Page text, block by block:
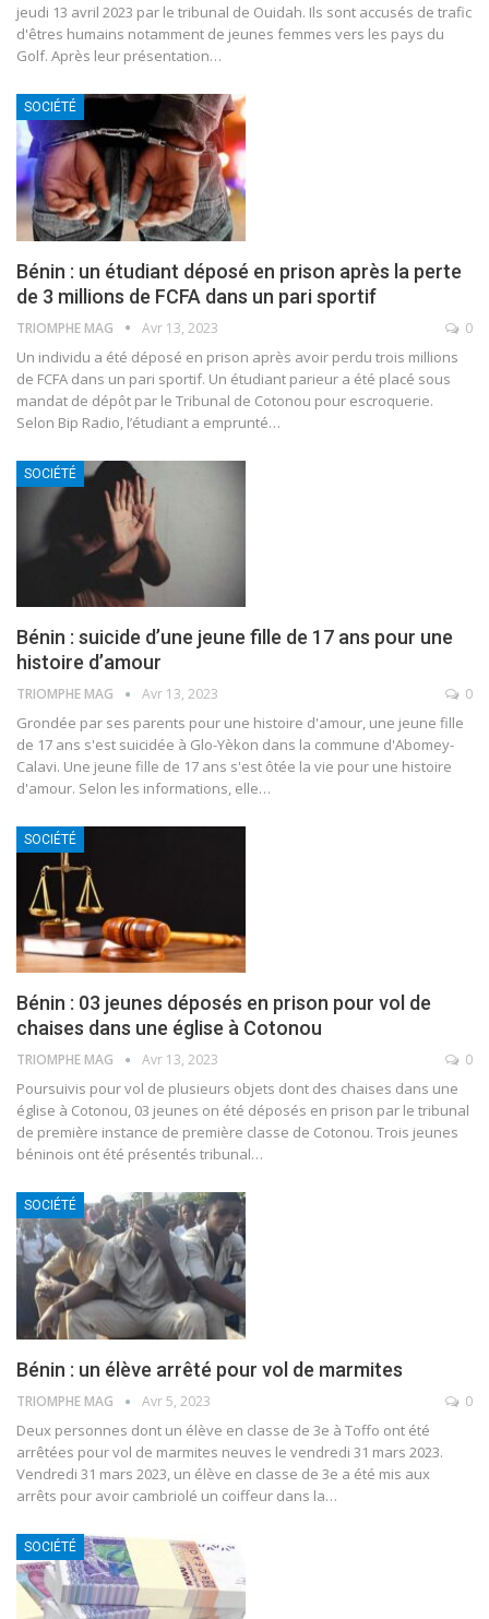
jeudi 13 avril 2023 par le tribunal de Ouidah. Ils sont accusés de trafic
d'êtres humains notamment de jeunes femmes vers les pays du
Golf. Après leur présentation…
SOCIÉTÉ
Bénin : un étudiant déposé en prison après la perte
de 3 millions de FCFA dans un pari sportif
TRIOMPHE MAG Avr 13, 2023 0
Un individu a été déposé en prison après avoir perdu trois millions
de FCFA dans un pari sportif. Un étudiant parieur a été placé sous
mandat de dépôt par le Tribunal de Cotonou pour escroquerie.
Selon Bip Radio, l’étudiant a emprunté…
SOCIÉTÉ
Bénin : suicide d’une jeune fille de 17 ans pour une
histoire d’amour
TRIOMPHE MAG Avr 13, 2023 0
Grondée par ses parents pour une histoire d'amour, une jeune fille
de 17 ans s'est suicidée à Glo-Yèkon dans la commune d'Abomey-
Calavi. Une jeune fille de 17 ans s'est ôtée la vie pour une histoire
d'amour. Selon les informations, elle…
SOCIÉTÉ
Bénin : 03 jeunes déposés en prison pour vol de
chaises dans une église à Cotonou
TRIOMPHE MAG Avr 13, 2023 0
Poursuivis pour vol de plusieurs objets dont des chaises dans une
église à Cotonou, 03 jeunes on été déposés en prison par le tribunal
de première instance de première classe de Cotonou. Trois jeunes
béninois ont été présentés tribunal…
SOCIÉTÉ
Bénin : un élève arrêté pour vol de marmites
TRIOMPHE MAG Avr 5, 2023 0
Deux personnes dont un élève en classe de 3e à Toffo ont été
arrêtées pour vol de marmites neuves le vendredi 31 mars 2023.
Vendredi 31 mars 2023, un élève en classe de 3e a été mis aux
arrêts pour avoir cambriolé un coiffeur dans la…
SOCIÉTÉ